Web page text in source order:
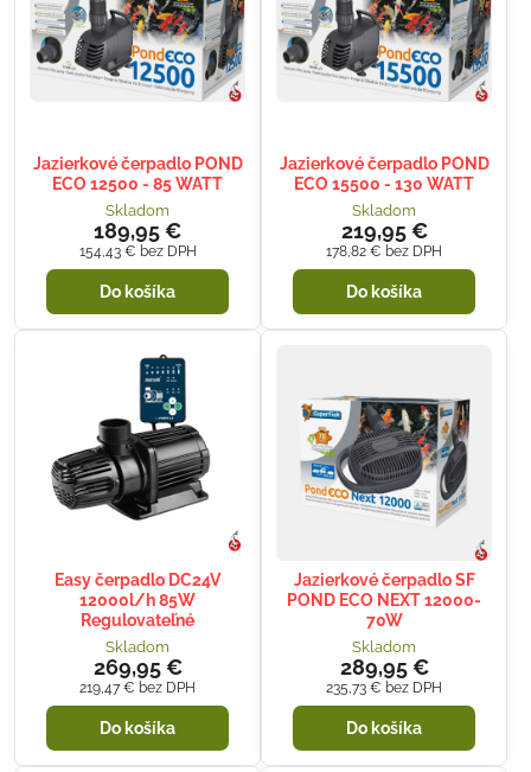
Jazierkové čerpadlo POND
ECO 12500 - 85 WATT
Skladom
189,95 €
154,43 € bez DPH
Do košíka
Jazierkové čerpadlo POND
ECO 15500 - 130 WATT
Skladom
219,95 €
178,82 € bez DPH
Do košíka
Easy čerpadlo DC24V
12000l/h 85W
Regulovateľné
Skladom
269,95 €
219,47 € bez DPH
Do košíka
Jazierkové čerpadlo SF
POND ECO NEXT 12000-
70W
Skladom
289,95 €
235,73 € bez DPH
Do košíka